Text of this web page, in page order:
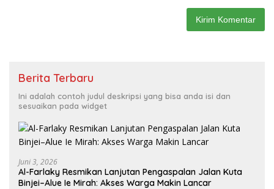
Berita Terbaru
Ini adalah contoh judul deskripsi yang bisa anda isi dan
sesuaikan pada widget
Juni 3, 2026
Al-Farlaky Resmikan Lanjutan Pengaspalan Jalan Kuta
Binjei–Alue Ie Mirah: Akses Warga Makin Lancar